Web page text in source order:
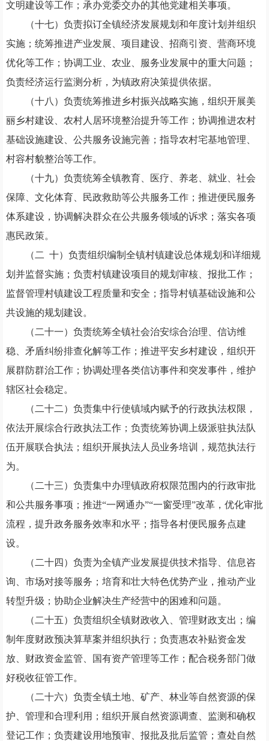
文明建设等工作；承办党委交办的其他党建相关事项。
（十七）负责拟订全镇经济发展规划和年度计划并组织
实施；统筹推进产业发展、项目建设、招商引资、营商环境
优化等工作；协调工业、农业、服务业发展中的重大问题；
负责经济运行监测分析，为镇政府决策提供依据。
（十八）负责统筹推进乡村振兴战略实施，组织开展美
丽乡村建设、农村人居环境整治提升等工作；协调推进农村
基础设施建设、公共服务设施完善；指导农村宅基地管理、
村容村貌整治等工作。
（十九）负责统筹全镇教育、医疗、养老、就业、社会
保障、文化体育、民政救助等公共服务工作；推进便民服务
体系建设，协调解决群众在公共服务领域的诉求；落实各项
惠民政策。
（ 二 十）负责组织编制全镇村镇建设总体规划和详细规
划并监督实施；负责村镇建设项目的规划审核、报批工作；
监督管理村镇建设工程质量和安全；指导村镇基础设施和公
共设施的规划建设。
（ 二十一）负责统筹全镇社会治安综合治理、信访维
稳、矛盾纠纷排查化解等工作；推进平安乡村建设，组织开
展群防群治工作；协调处理各类信访事件和突发事件，维护
辖区社会稳定。
（ 二十二 ）负责集中行使镇域内赋予的行政执法权限，
依法开展综合行政执法工作；负责统筹协调上级派驻执法队
伍开展联合执法；组织开展执法人员业务培训，规范执法行
为。
（ 二十三）负责集中办理镇政府权限范围内的行政审批
和公共服务事项；推进“一网通办”“一窗受理”改革，优化审批
流程，提升政务服务效率和水平；指导各村便民服务点建
设。
（ 二十四 ）负责为全镇产业发展提供技术指导、信息咨
询、市场对接等服务；培育和壮大特色优势产业，推动产业
转型升级；协助企业解决生产经营中的困难和问题。
（ 二十五）负责组织全镇财政收入、管理财政支出；编
制年度财政预决算草案并组织执行；负责惠农补贴资金发
放、财政资金监管、国有资产管理等工作；配合税务部门做
好税收征管工作。
（ 二十六）负责全镇土地、矿产、林业等自然资源的保
护、管理和合理利用；组织开展自然资源调查、监测和确权
登记工作；负责建设用地预审、报批及批后监管；查处自然